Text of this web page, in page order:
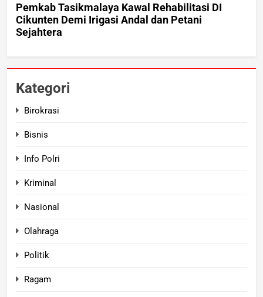
Kategori
Birokrasi
Bisnis
Info Polri
Kriminal
Nasional
Olahraga
Politik
Ragam